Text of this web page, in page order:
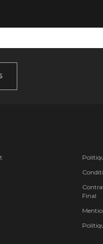
Final